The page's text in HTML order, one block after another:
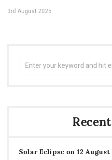
3rd August 2025
Solar Eclipse on 12 August